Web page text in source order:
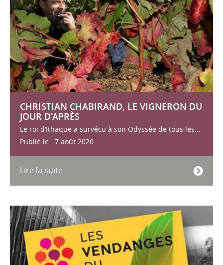
CHRISTIAN CHABIRAND, LE VIGNERON DU
JOUR D’APRÈS
Le roi d’Ithaque a survécu à son Odyssée de tous les...
Publié le : 7 août 2020
Lire la suite